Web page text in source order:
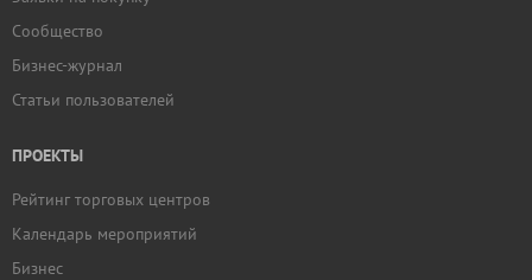
Сообщество
Бизнес-журнал
Статьи пользователей
ПРОЕКТЫ
Рейтинг торговых центров
Календарь мероприятий
Бизнес